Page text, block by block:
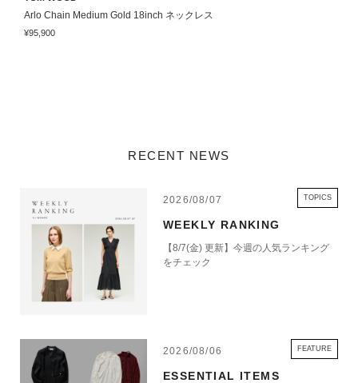
Arlo Chain Medium Gold 18inch ネックレス
¥95,900
RECENT NEWS
2026/08/07 TOPICS
WEEKLY RANKING
【8/7(金) 更新】今週の人気ランキング
をチェック
2026/08/06 FEATURE
ESSENTIAL ITEMS